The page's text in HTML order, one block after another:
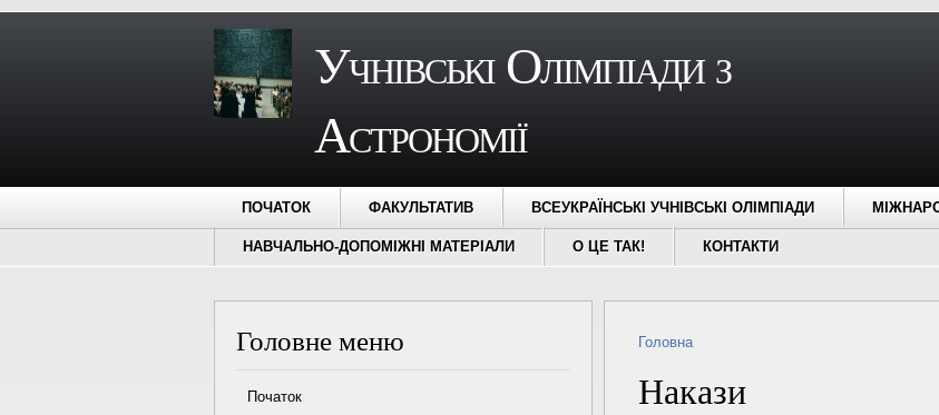
Учнівські Олімпіади з
Астрономії
ПОЧАТОК ФАКУЛЬТАТИВ ВСЕУКРАЇНСЬКІ УЧНІВСЬКІ ОЛІМПІАДИ
НАВЧАЛЬНО-ДОПОМІЖНІ МАТЕРІАЛИ О ЦЕ ТАК! КОНТАКТИ
Головне меню
Початок
Ви є тут
Головна
Накази